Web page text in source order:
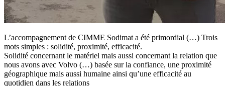
L’accompagnement de CIMME Sodimat a été primordial (…) Trois
mots simples : solidité, proximité, efficacité.
Solidité concernant le matériel mais aussi concernant la relation que
nous avons avec Volvo (…) basée sur la confiance, une proximité
géographique mais aussi humaine ainsi qu’une efficacité au
quotidien dans les relations